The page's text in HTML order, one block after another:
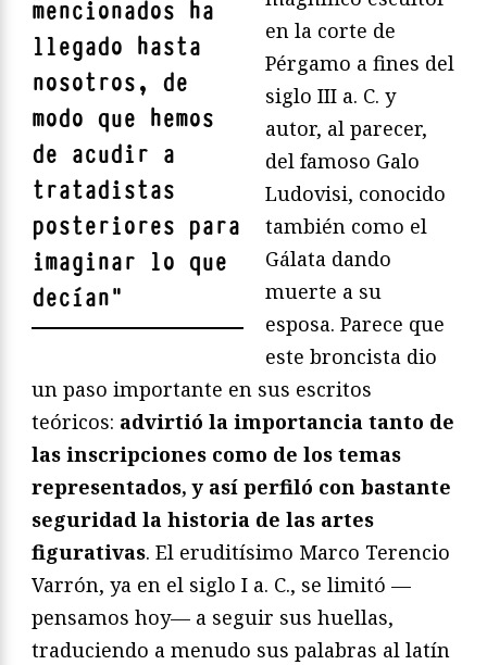
mencionados ha
llegado hasta
nosotros, de
modo que hemos
de acudir a
tratadistas
posteriores para
imaginar lo que
decían"
en la corte de
Pérgamo a fines del
siglo III a. C. y
autor, al parecer,
del famoso Galo
Ludovisi, conocido
también como el
Gálata dando
muerte a su
esposa. Parece que
este broncista dio
un paso importante en sus escritos
teóricos: advirtió la importancia tanto de
las inscripciones como de los temas
representados, y así perfiló con bastante
seguridad la historia de las artes
figurativas. El eruditísimo Marco Terencio
Varrón, ya en el siglo I a. C., se limitó —
pensamos hoy— a seguir sus huellas,
traduciendo a menudo sus palabras al latín